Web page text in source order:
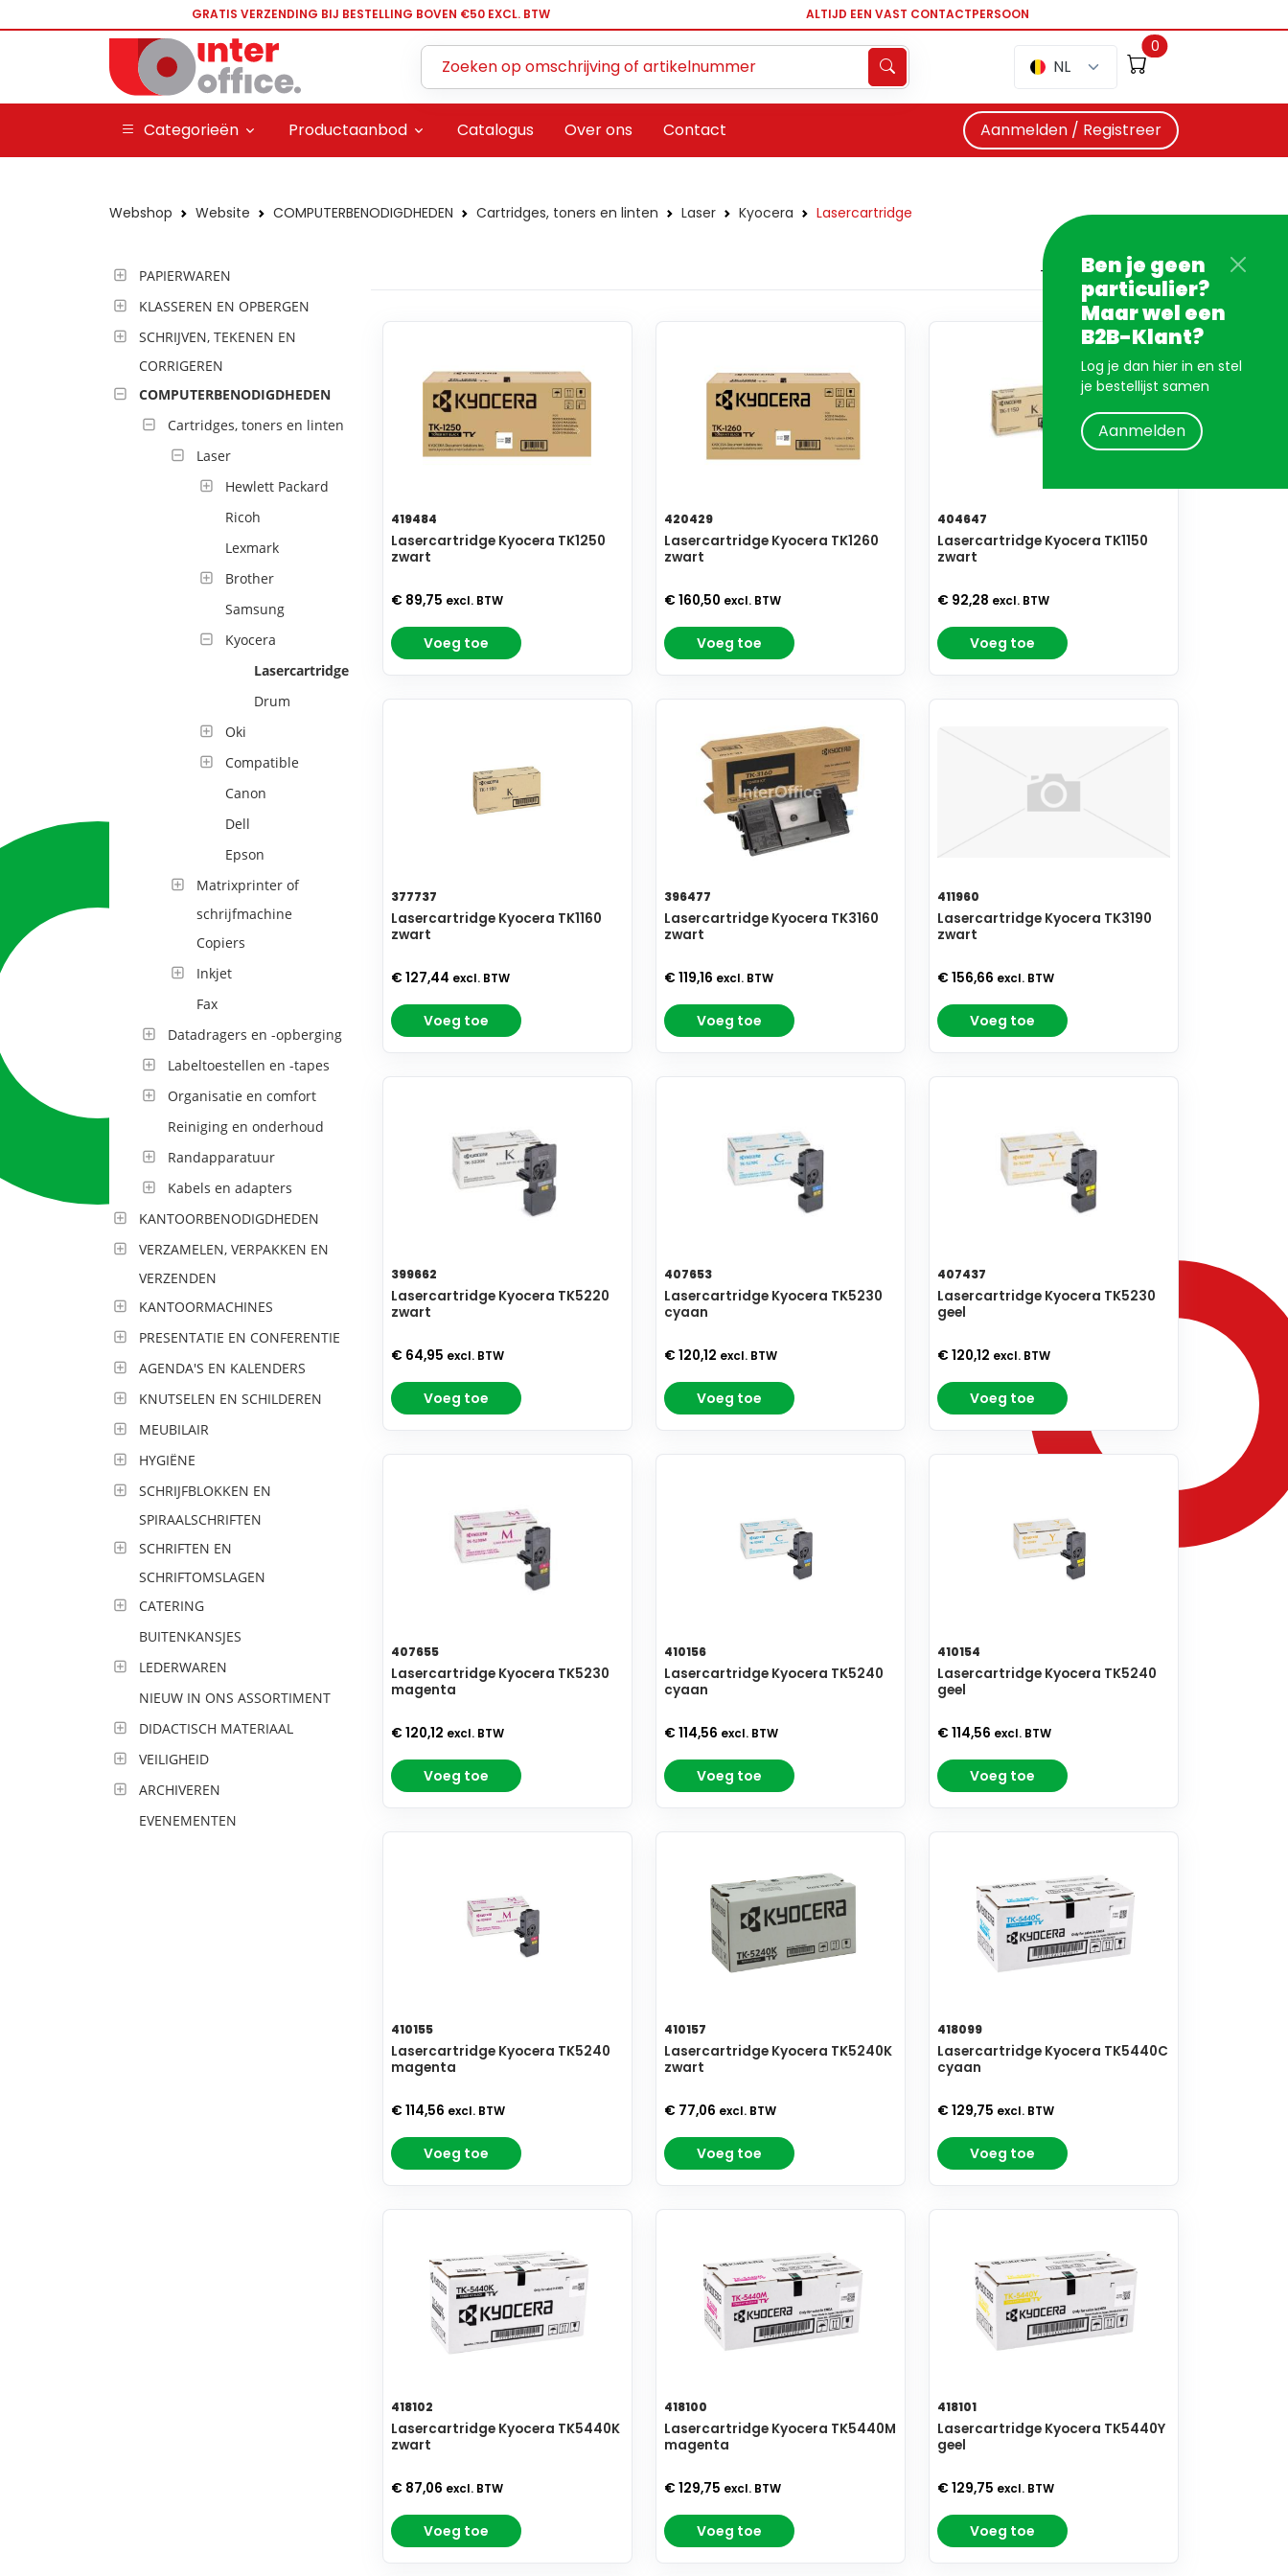
GRATIS VERZENDING BIJ BESTELLING BOVEN €50 EXCL. BTW ALTIJD EEN VAST CONTACTPERSOON
NL
0
Categorieën Productaanbod Catalogus Over ons Contact Aanmelden / Registreer
Ben je geen
particulier?
Maar wel een
B2B-Klant?
Log je dan hier in en stel
je bestellijst samen
Aanmelden
Webshop Website COMPUTERBENODIGDHEDEN Cartridges, toners en linten Laser Kyocera Lasercartridge
PAPIERWAREN
KLASSEREN EN OPBERGEN
SCHRIJVEN, TEKENEN EN
CORRIGEREN
COMPUTERBENODIGDHEDEN
Cartridges, toners en linten
Laser
Hewlett Packard
Ricoh
Lexmark
Brother
Samsung
Kyocera
Lasercartridge
Drum
Oki
Compatible
Canon
Dell
Epson
Matrixprinter of
schrijfmachine
Copiers
Inkjet
Fax
Datadragers en -opberging
Labeltoestellen en -tapes
Organisatie en comfort
Reiniging en onderhoud
Randapparatuur
Kabels en adapters
KANTOORBENODIGDHEDEN
VERZAMELEN, VERPAKKEN EN
VERZENDEN
KANTOORMACHINES
PRESENTATIE EN CONFERENTIE
AGENDA'S EN KALENDERS
KNUTSELEN EN SCHILDEREN
MEUBILAIR
HYGIËNE
SCHRIJFBLOKKEN EN
SPIRAALSCHRIFTEN
SCHRIFTEN EN
SCHRIFTOMSLAGEN
CATERING
BUITENKANSJES
LEDERWAREN
NIEUW IN ONS ASSORTIMENT
DIDACTISCH MATERIAAL
VEILIGHEID
ARCHIVEREN
EVENEMENTEN
419484
Lasercartridge Kyocera TK1250
zwart
€ 89,75 excl. BTW
Voeg toe
420429
Lasercartridge Kyocera TK1260
zwart
€ 160,50 excl. BTW
Voeg toe
404647
Lasercartridge Kyocera TK1150
zwart
€ 92,28 excl. BTW
Voeg toe
377737
Lasercartridge Kyocera TK1160
zwart
€ 127,44 excl. BTW
Voeg toe
396477
Lasercartridge Kyocera TK3160
zwart
€ 119,16 excl. BTW
Voeg toe
411960
Lasercartridge Kyocera TK3190
zwart
€ 156,66 excl. BTW
Voeg toe
399662
Lasercartridge Kyocera TK5220
zwart
€ 64,95 excl. BTW
Voeg toe
407653
Lasercartridge Kyocera TK5230
cyaan
€ 120,12 excl. BTW
Voeg toe
407437
Lasercartridge Kyocera TK5230
geel
€ 120,12 excl. BTW
Voeg toe
407655
Lasercartridge Kyocera TK5230
magenta
€ 120,12 excl. BTW
Voeg toe
410156
Lasercartridge Kyocera TK5240
cyaan
€ 114,56 excl. BTW
Voeg toe
410154
Lasercartridge Kyocera TK5240
geel
€ 114,56 excl. BTW
Voeg toe
410155
Lasercartridge Kyocera TK5240
magenta
€ 114,56 excl. BTW
Voeg toe
410157
Lasercartridge Kyocera TK5240K
zwart
€ 77,06 excl. BTW
Voeg toe
418099
Lasercartridge Kyocera TK5440C
cyaan
€ 129,75 excl. BTW
Voeg toe
418102
Lasercartridge Kyocera TK5440K
zwart
€ 87,06 excl. BTW
Voeg toe
418100
Lasercartridge Kyocera TK5440M
magenta
€ 129,75 excl. BTW
Voeg toe
418101
Lasercartridge Kyocera TK5440Y
geel
€ 129,75 excl. BTW
Voeg toe